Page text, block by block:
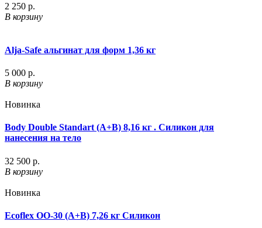
2 250 р.
В корзину
Alja-Safe альгинат для форм 1,36 кг
5 000 р.
В корзину
Новинка
Body Double Standart (A+B) 8,16 кг . Силикон для
нанесения на тело
32 500 р.
В корзину
Новинка
Ecoflex OO-30 (A+B) 7,26 кг Силикон